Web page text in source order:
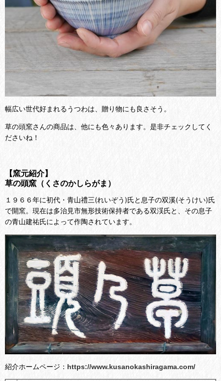
幅広い世代好まれるうつわは、贈り物にも良さそう。
草の頭窯さんの商品は、他にも色々あります。是非チェックしてく
ださいね！
【窯元紹介】
草の頭窯（くさのかしらがま）
１９６６年に初代・青山禮三(れいぞう)氏と息子の双溪(そうけい)氏
で開窯。現在は多治見市無形技術保持者である双渓氏と、その息子
の青山建祐氏によって作陶されています。
紹介ホームページ： https://www.kusanokashiragama.com/